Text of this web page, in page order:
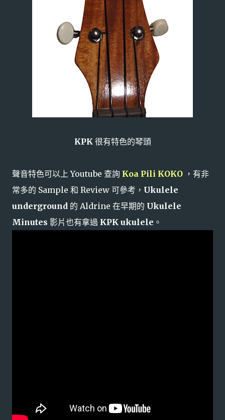
KPK很有特色的琴頭
聲音特色可以上 Youtube 查詢 Koa Pili KOKO ，有非
常多的 Sample 和 Review 可參考， Ukulele
underground 的 Aldrine 在早期的 Ukulele
Minutes 影片也有拿過 KPK ukulele 。